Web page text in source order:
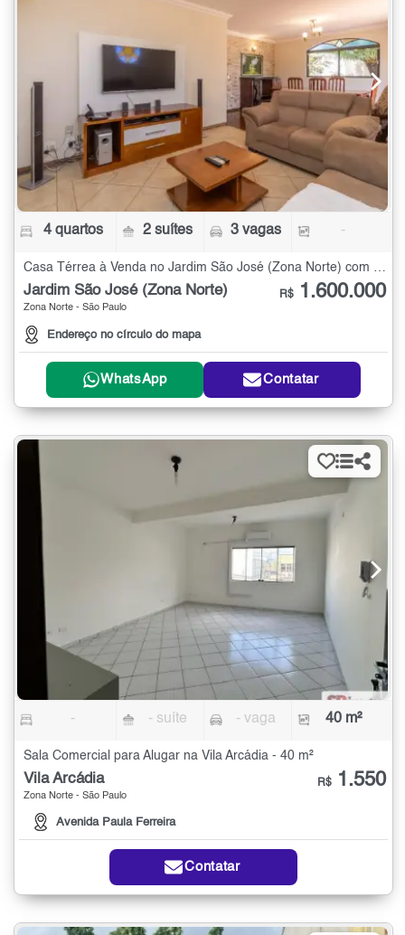
4 quartos 2 suítes 3 vagas -
Casa Térrea à Venda no Jardim São José (Zona Norte) com 4 quartos
Jardim São José (Zona Norte)
Zona Norte - São Paulo
Endereço no círculo do mapa
R$ 1.600.000
WhatsApp Contatar
- - suíte - vaga 40 m²
Sala Comercial para Alugar na Vila Arcádia - 40 m²
Vila Arcádia
Zona Norte - São Paulo
Avenida Paula Ferreira
R$ 1.550
Contatar